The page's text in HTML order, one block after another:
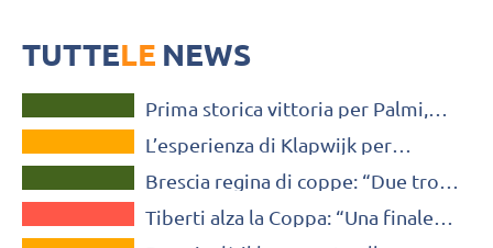
mercato chiuso)
TUTTELE NEWS
A2 MASCHILE
Prima storica vittoria per Palmi,
VOLLEY MERCATO
L’esperienza di Klapwijk per
essere il leader in attacco”
A2 MASCHILE
Brescia regina di coppe: “Due trofei
incredibile”
A2 MASCHILE
Tiberti alza la Coppa: “Una finale